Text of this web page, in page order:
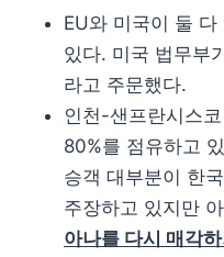
EU와 미국이 둘
있다. 미국 법무부
라고 주문했다.
인천-샌프란시스
80%를 점유하고
승객 대부분이 한
주장하고 있지만
아나를 다시 매각